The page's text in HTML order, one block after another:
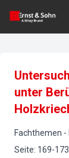
unter
Fachthemen -
Seite: 169-173